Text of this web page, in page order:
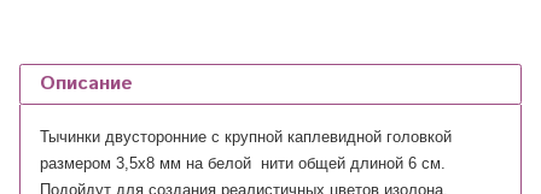
Описание
Тычинки двусторонние с крупной каплевидной головкой
размером 3,5х8 мм на белой нити общей длиной 6 см.
Подойдут для создания реалистичных цветов изолона,